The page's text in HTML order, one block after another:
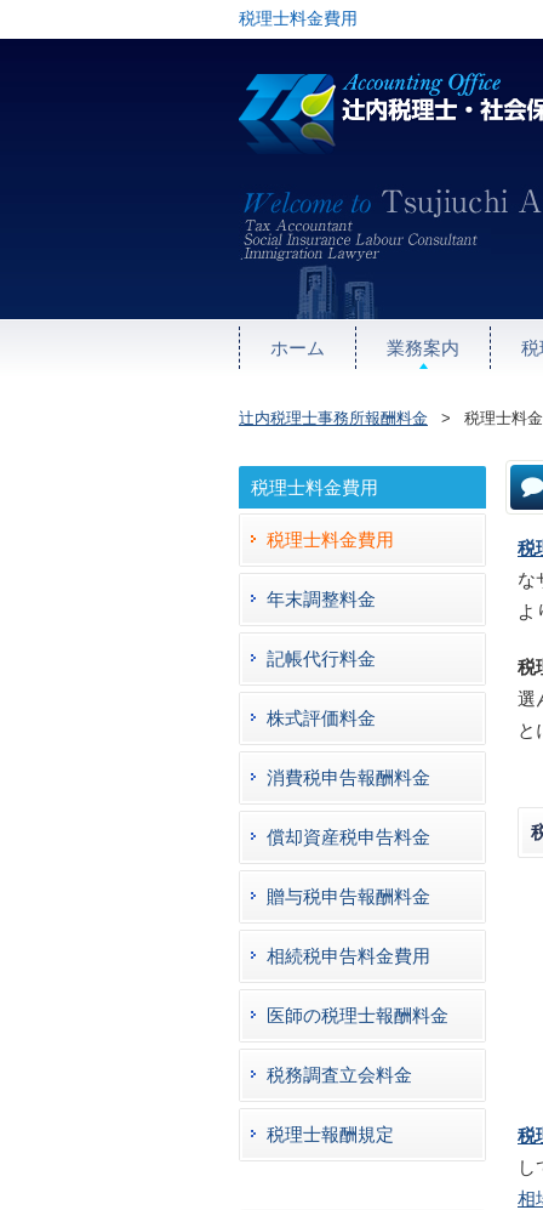
税理士料金費用
ホーム 業務案内 税
辻内税理士事務所報酬料金 > 税理士料
税
な
よ
税
選
と
税
し
相
税理士料金費用
税理士料金費用
年末調整料金
記帳代行料金
株式評価料金
消費税申告報酬料金
償却資産税申告料金
贈与税申告報酬料金
相続税申告料金費用
医師の税理士報酬料金
税務調査立会料金
税理士報酬規定